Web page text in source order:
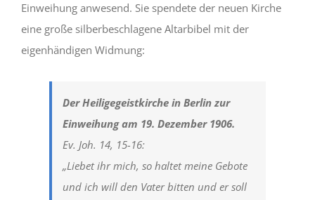
Einweihung anwesend. Sie spendete der neuen Kirche
eine große silberbeschlagene Altarbibel mit der
eigenhändigen Widmung:
Der Heiligegeistkirche in Berlin zur
Einweihung am 19. Dezember 1906.
Ev. Joh. 14, 15-16:
„Liebet ihr mich, so haltet meine Gebote
und ich will den Vater bitten und er soll